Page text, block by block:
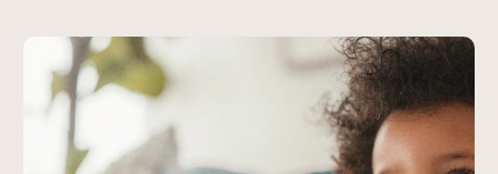
Skip MAM Teaser